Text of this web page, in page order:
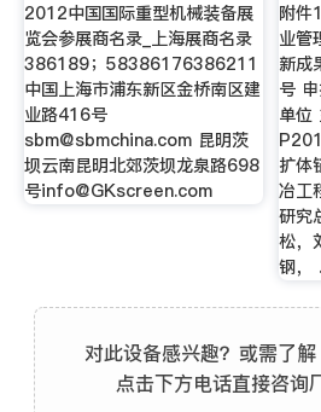
2012中国国际重型机械装备展
览会参展商名录_上海展商名录
386189；58386176386211
中国上海市浦东新区金桥南区建
业路416号
sbm@sbmchina.com昆明茨
坝云南昆明北郊茨坝龙泉路698
号info@GKscreen.com
附件
业管
新成
号
单位
扩体
冶工
研究
松，
钢
对此设备感兴趣？或需了解
点击下方电话直接咨询